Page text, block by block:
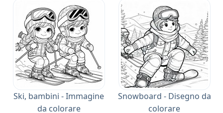
Ski, bambini - Immagine
da colorare
Snowboard - Disegno da
colorare